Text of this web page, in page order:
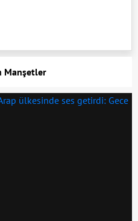
Manşetler